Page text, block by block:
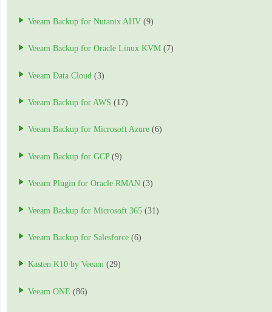
Veeam Backup for Nutanix AHV (9)
Veeam Backup for Oracle Linux KVM (7)
Veeam Data Cloud (3)
Veeam Backup for AWS (17)
Veeam Backup for Microsoft Azure (6)
Veeam Backup for GCP(9)
Veeam Plugin for Oracle RMAN (3)
Veeam Backup for Microsoft 365 (31)
Veeam Backup for Salesforce (6)
Kasten K10 by Veeam (29)
Veeam ONE (86)